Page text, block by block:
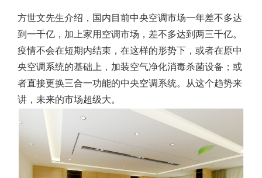
方世文先生介绍，国内目前中央空调市场一年差不多达
到一千亿，加上家用空调市场，差不多达到两三千亿。
疫情不会在短期内结束，在这样的形势下，或者在原中
央空调系统的基础上，加装空气净化消毒杀菌设备；或
者直接更换三合一功能的中央空调系统。从这个趋势来
讲，未来的市场超级大。